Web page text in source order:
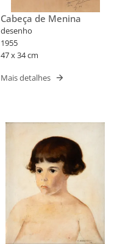
Cabeça de Menina
desenho
1955
47 x 34 cm
Mais detalhes